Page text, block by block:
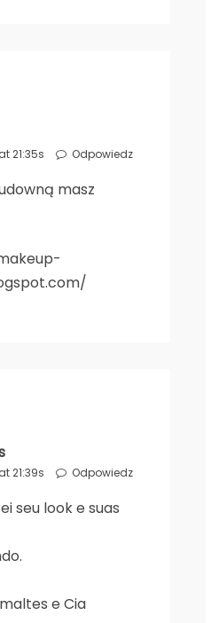
21:35s Odpowiedz
masz
21:39s Odpowiedz
seu look e suas
e Cia